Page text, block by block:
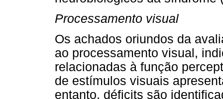
Processamento visual
Os achados oriundos da
ao processamento visual,
relacionadas à função
de estímulos visuais
entanto, déficits são